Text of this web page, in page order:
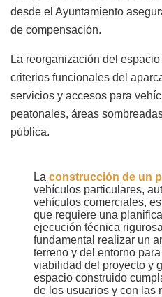
desde el Ayuntamiento
de compensación.
La reorganización del
criterios funcionales del
servicios y accesos para
peatonales, áreas
pública.
Laconstrucción de un
vehículos particulares,
vehículos comerciales,
que requiere una
ejecución técnica
fundamental realizar un
terreno y del entorno
viabilidad del proyecto y
espacio construido
de los usuarios y con las